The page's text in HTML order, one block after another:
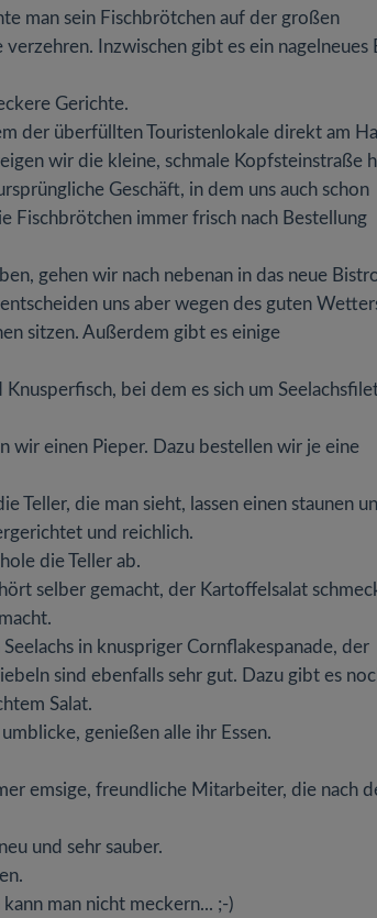
man sein Fischbrötchen auf der großen
verzehren. Inzwischen gibt es ein nagelneues
Gerichte.
der überfüllten Touristenlokale direkt am
wir die kleine, schmale Kopfsteinstraße
Geschäft, in dem uns auch schon
Fischbrötchen immer frisch nach Bestellung
gehen wir nach nebenan in das neue
uns aber wegen des guten
sitzen. Außerdem gibt es einige
bei dem es sich um
wir einen Pieper. Dazu bestellen wir je eine
Teller, die man sieht, lassen einen staunen
und reichlich.
die Teller ab.
selber gemacht, der Kartoffelsalat
in knuspriger Cornflakespanade, der
sind ebenfalls sehr gut. Dazu gibt es
Salat.
genießen alle ihr Essen.
emsige, freundliche Mitarbeiter, die nach
und sehr sauber.
man nicht meckern... ;-)